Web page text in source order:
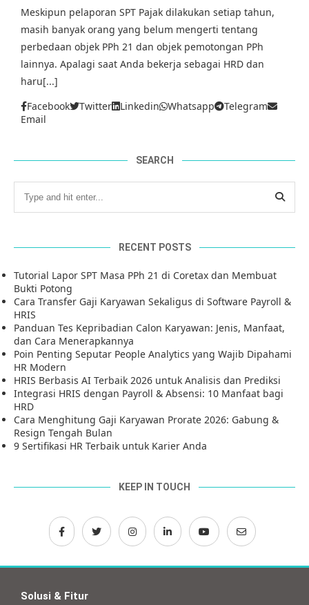
Meskipun pelaporan SPT Pajak dilakukan setiap tahun,
masih banyak orang yang belum mengerti tentang
perbedaan objek PPh 21 dan objek pemotongan PPh
lainnya. Apalagi saat Anda bekerja sebagai HRD dan
haru[...]
Facebook
Twitter Linkedin Whatsapp
Telegram
Email
SEARCH
RECENT POSTS
Tutorial Lapor SPT Masa PPh 21 di Coretax dan Membuat
Bukti Potong
Cara Transfer Gaji Karyawan Sekaligus di Software Payroll &
HRIS
Panduan Tes Kepribadian Calon Karyawan: Jenis, Manfaat,
dan Cara Menerapkannya
Poin Penting Seputar People Analytics yang Wajib Dipahami
HR Modern
HRIS Berbasis AI Terbaik 2026 untuk Analisis dan Prediksi
Integrasi HRIS dengan Payroll & Absensi: 10 Manfaat bagi
HRD
Cara Menghitung Gaji Karyawan Prorate 2026: Gabung &
Resign Tengah Bulan
9 Sertifikasi HR Terbaik untuk Karier Anda
KEEP IN TOUCH
Solusi & Fitur